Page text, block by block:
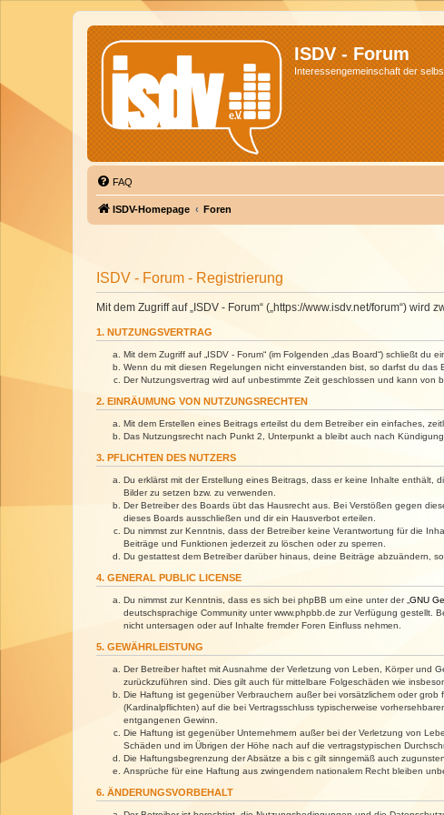
ISDV - Forum
Interessengemeinschaft der
FAQ
ISDV-Homepage Foren
ISDV - Forum - Registrierung
Mit dem Zugriff auf „ISDV - Forum“ („https://www.isdv.net/forum“)
1. NUTZUNGSVERTRAG
Mit dem Zugriff auf „ISDV - Forum“ (im Folgenden „das Board“) schließt
Wenn du mit diesen Regelungen nicht einverstanden bist, so darfst du
Der Nutzungsvertrag wird auf unbestimmte Zeit geschlossen und kann von
2. EINRÄUMUNG VON NUTZUNGSRECHTEN
Mit dem Erstellen eines Beitrags erteilst du dem Betreiber ein einfaches,
Das Nutzungsrecht nach Punkt 2, Unterpunkt a bleibt auch nach
3. PFLICHTEN DES NUTZERS
Du erklärst mit der Erstellung eines Beitrags, dass er keine Inhalte
Bilder zu setzen bzw. zu verwenden.
Der Betreiber des Boards übt das Hausrecht aus. Bei Verstößen gegen
dieses Boards ausschließen und dir ein Hausverbot erteilen.
Du nimmst zur Kenntnis, dass der Betreiber keine Verantwortung für die
Beiträge und Funktionen jederzeit zu löschen oder zu sperren.
Du gestattest dem Betreiber darüber hinaus, deine Beiträge abzuändern,
4. GENERAL PUBLIC LICENSE
Du nimmst zur Kenntnis, dass es sich bei phpBB um eine unter der „ GNU
deutschsprachige Community unter www.phpbb.de zur Verfügung gestellt.
nicht untersagen oder auf Inhalte fremder Foren Einfluss nehmen.
5. GEWÄHRLEISTUNG
Der Betreiber haftet mit Ausnahme der Verletzung von Leben, Körper und
zurückzuführen sind. Dies gilt auch für mittelbare Folgeschäden wie
Die Haftung ist gegenüber Verbrauchern außer bei vorsätzlichem oder
(Kardinalpflichten) auf die bei Vertragsschluss typischerweise
entgangenen Gewinn.
Die Haftung ist gegenüber Unternehmern außer bei der Verletzung von
Schäden und im Übrigen der Höhe nach auf die vertragstypischen
Die Haftungsbegrenzung der Absätze a bis c gilt sinngemäß auch
Ansprüche für eine Haftung aus zwingendem nationalem Recht bleiben
6. ÄNDERUNGSVORBEHALT